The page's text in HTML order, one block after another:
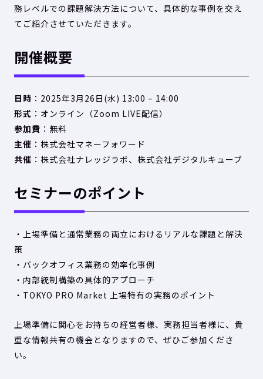
務レベルでの課題解決方法について、具体的な事例を交え
てご紹介させていただきます。
開催概要
日時 ：2025年3月26日(水) 13:00 – 14:00
形式 ：オンライン（Zoom LIVE配信）
参加費 ：無料
主催 ：株式会社マネーフォワード
共催 ：株式会社ナレッジラボ、株式会社デジタルキューブ
セミナーのポイント
・上場準備と通常業務の両立におけるリアルな課題と解決
策
・バックオフィス業務の効率化事例
・内部統制構築の具体的アプローチ
・TOKYO PRO Market 上場特有の実務のポイント
上場準備に関心をお持ちの経営者様、実務担当者様に、貴
重な情報共有の機会となりますので、ぜひご参加くださ
い。